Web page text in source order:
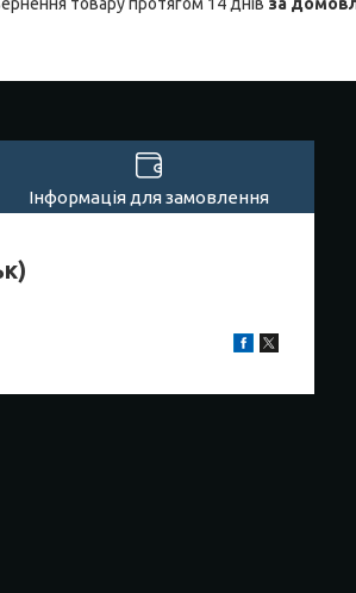
Інформація для замовлення